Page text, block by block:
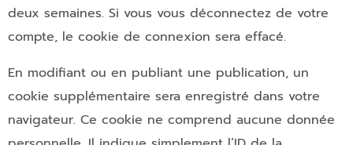
deux semaines. Si vous vous déconnectez de votre
compte, le cookie de connexion sera effacé.
En modifiant ou en publiant une publication, un
cookie supplémentaire sera enregistré dans votre
navigateur. Ce cookie ne comprend aucune donnée